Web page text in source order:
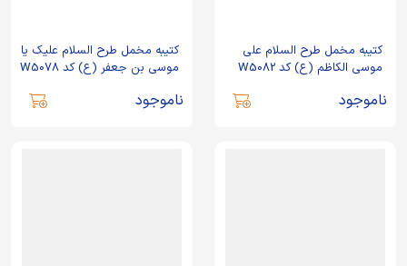
کتیبه مخمل طرح السلام علی
موسی الکاظم (ع) کد W5082
ناموجود
کتیبه مخمل طرح السلام علیک یا
موسی بن جعفر (ع) کد W5078
ناموجود